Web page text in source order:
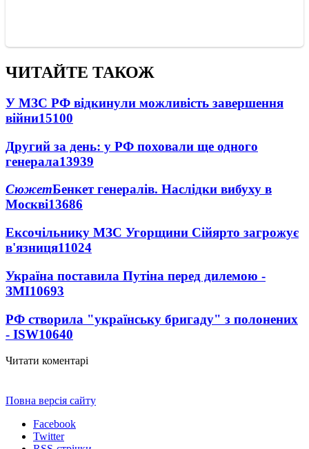
ЧИТАЙТЕ ТАКОЖ
У МЗС РФ відкинули можливість завершення
війни15100
Другий за день: у РФ поховали ще одного
генерала13939
СюжетБенкет генералів. Наслідки вибуху в
Москві13686
Ексочільнику МЗС Угорщини Сійярто загрожує
в'язниця11024
Україна поставила Путіна перед дилемою -
ЗМІ10693
РФ створила "українську бригаду" з полонених
- ISW10640
Читати коментарі
Повна версія сайту
Facebook
Twitter